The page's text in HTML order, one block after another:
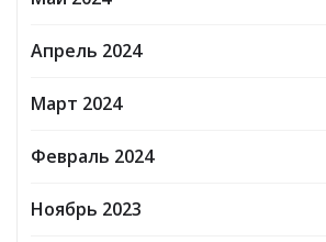
Апрель 2024
Март 2024
Февраль 2024
Ноябрь 2023